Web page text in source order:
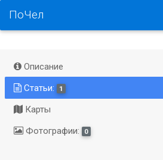
ПоЧел
Описание
Статьи:
1
Карты
Фотографии:
0